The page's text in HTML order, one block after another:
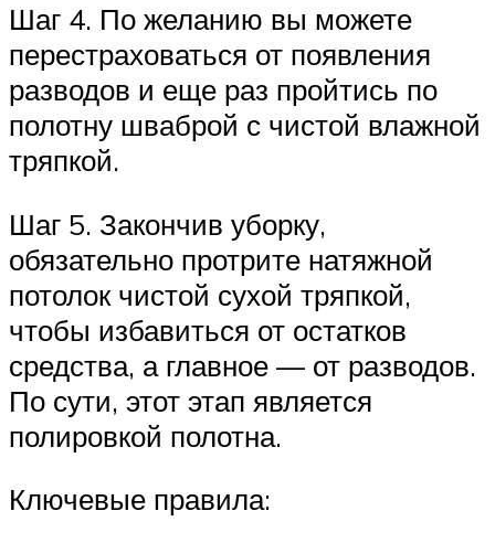
Шаг 4. По желанию вы можете
перестраховаться от появления
разводов и еще раз пройтись по
полотну шваброй с чистой влажной
тряпкой.
Шаг 5. Закончив уборку,
обязательно протрите натяжной
потолок чистой сухой тряпкой,
чтобы избавиться от остатков
средства, а главное — от разводов.
По сути, этот этап является
полировкой полотна.
Ключевые правила: